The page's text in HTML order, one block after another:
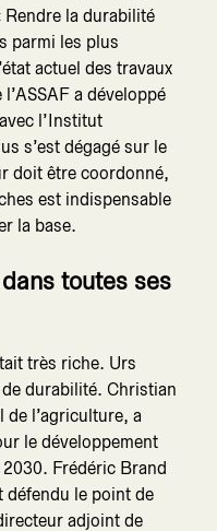
Rendre la durabilité
parmi les plus
actuel des travaux
a développé
l’Institut
s’est dégagé sur le
doit être coordonné,
est indispensable
la base.
toutes ses
très riche. Urs
durabilité. Christian
de l’agriculture, a
le développement
Frédéric Brand
défendu le point de
adjoint de